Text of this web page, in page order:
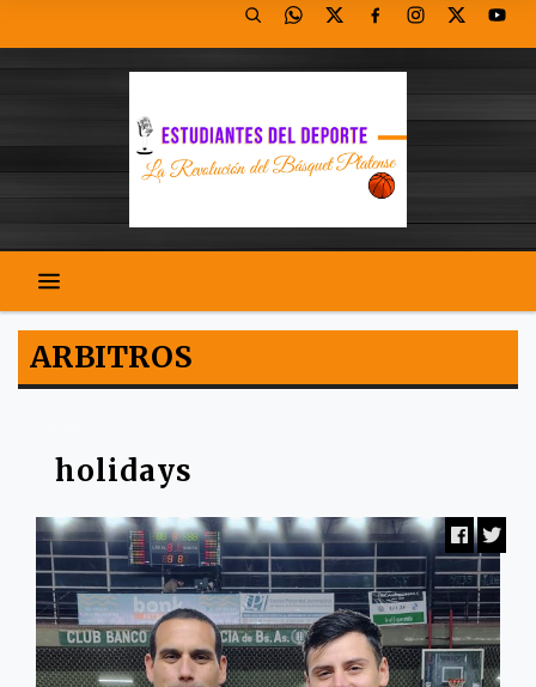
ARBITROS
holidays